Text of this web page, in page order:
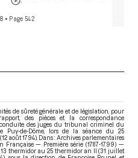
• Page 542
de sûreté générale et de législation, pour
des pièces et la correspondance
des juges du tribunal criminel du
Puy-de-Dôme, lors de la séance du 25
août 1794). Dans : Archives parlementaires
Française — Première série (1787-1799) —
13 thermidor au 25 thermidor an II (31 juillet